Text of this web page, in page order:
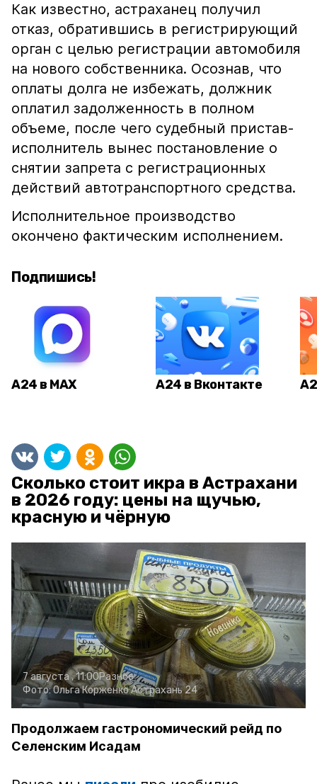
Как известно, астраханец получил
отказ, обратившись в регистрирующий
орган с целью регистрации автомобиля
на нового собственника. Осознав, что
оплаты долга не избежать, должник
оплатил задолженность в полном
объеме, после чего судебный пристав-
исполнитель вынес постановление о
снятии запрета с регистрационных
действий автотранспортного средства.
Исполнительное производство
окончено фактическим исполнением.
Подпишись!
А24 в MAX А24 в Вконтакте
Сколько стоит икра в Астрахани
в 2026 году: цены на щучью,
красную и чёрную
7 августа , 11:00Разное
Фото:Ольга КорженкоАстрахань 24
Продолжаем гастрономический рейд по
Селенским Исадам